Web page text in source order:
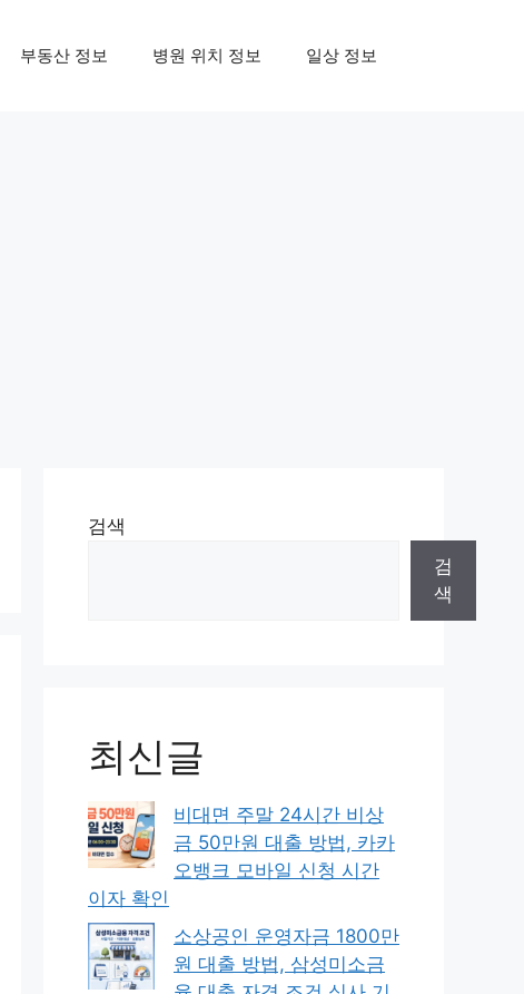
부동산 정보 병원 위치 정보 일상 정보
검색
검
색
최신글
비대면 주말 24시간 비상
금 50만원 대출 방법, 카카
오뱅크 모바일 신청 시간
이자 확인
소상공인 운영자금 1800만
원 대출 방법, 삼성미소금